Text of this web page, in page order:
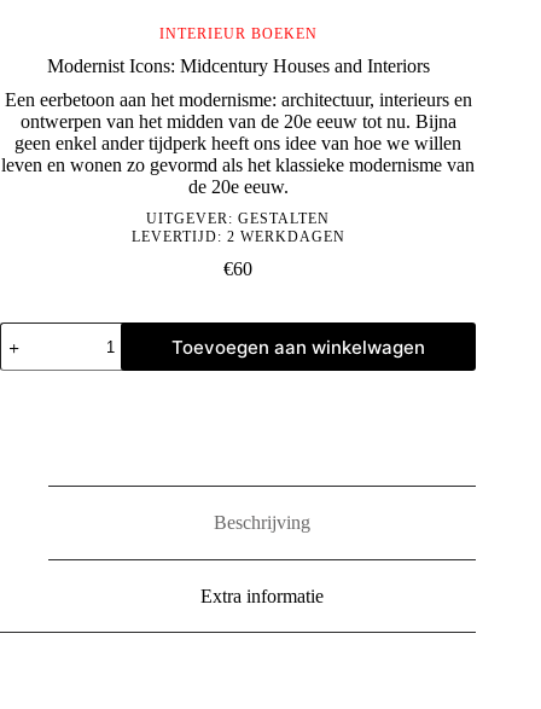
INTERIEUR BOEKEN
Modernist Icons: Midcentury Houses and Interiors
Een eerbetoon aan het modernisme: architectuur, interieurs en
ontwerpen van het midden van de 20e eeuw tot nu. Bijna
geen enkel ander tijdperk heeft ons idee van hoe we willen
leven en wonen zo gevormd als het klassieke modernisme van
de 20e eeuw.
UITGEVER:GESTALTEN
LEVERTIJD: 2 WERKDAGEN
€60
Modernist
Icons:
Midcentury
Toevoegen aan winkelwagen
Beschrijving
Extra informatie